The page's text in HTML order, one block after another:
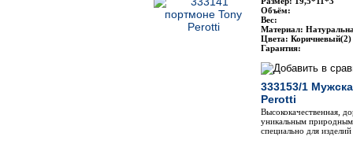
Объём:
Вес:
Материал:
Цвета: Коричневый(2)
Гарантия:
333153/1
Perotti
Высококачественная,
уникальным
специально для